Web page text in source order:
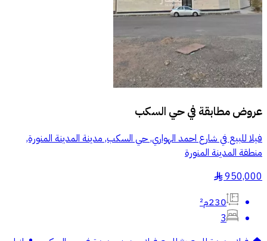
عروض مطابقة فيحي السكب
فيلا للبيع في شارع احمد الهواري, حي السكب, مدينة المدينة المنورة,
منطقة المدينة المنورة
950,000
§
230م²
3